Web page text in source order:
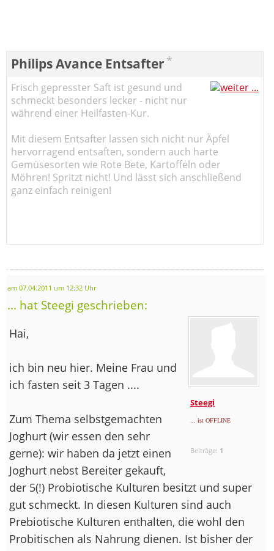
Philips Avance Entsafter *
Frisch gepresster Saft ist gesund und
schmeckt besonders lecker - nicht nur
während einer Heilfasten-Kur.
Mit diesem Entsafter lassen sich nicht nur Äpfel
hervorragend entsaften, sondern auch harte
Gemüsesorten wie Rote Bete, Kartoffeln oder
Möhren! Spritzt nicht! Und lässt sich anschließend
ganz einfach reinigen!
am 07.04.2011 um 12:32 Uhr
... hat Steegi geschrieben:
Steegi
... ist OFFLINE
Beiträge: 1
Hai,
ich bin neu hier. Meine Frau und
ich fasten seit 3 Tagen ....
Zum Thema selbstgemachten
Joghurt (wir essen den sehr
gerne): wir haben da jetzt einen
Joghurt nebst Bereiter gekauft,
der 5(!) Probiotische Kulturen besitzt und super
gut schmeckt. In diesen Kulturen sind auch
Prebiotische Kulturen enthalten, die wohl den
Probitischen als Nahrung dienen. Ist bisher der